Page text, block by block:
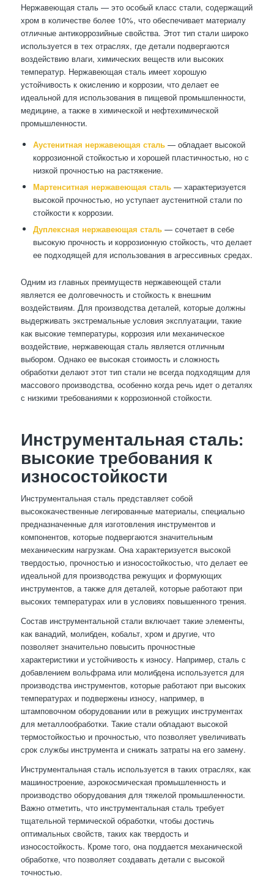
Нержавеющая сталь — это особый класс стали, содержащий
хром в количестве более 10%, что обеспечивает материалу
отличные антикоррозийные свойства. Этот тип стали широко
используется в тех отраслях, где детали подвергаются
воздействию влаги, химических веществ или высоких
температур. Нержавеющая сталь имеет хорошую
устойчивость к окислению и коррозии, что делает ее
идеальной для использования в пищевой промышленности,
медицине, а также в химической и нефтехимической
промышленности.
Аустенитная нержавеющая сталь— обладает высокой
коррозионной стойкостью и хорошей пластичностью, но с
низкой прочностью на растяжение.
Мартенситная нержавеющая сталь— характеризуется
высокой прочностью, но уступает аустенитной стали по
стойкости к коррозии.
Дуплексная нержавеющая сталь— сочетает в себе
высокую прочность и коррозионную стойкость, что делает
ее подходящей для использования в агрессивных средах.
Одним из главных преимуществ нержавеющей стали
является ее долговечность и стойкость к внешним
воздействиям. Для производства деталей, которые должны
выдерживать экстремальные условия эксплуатации, такие
как высокие температуры, коррозия или механическое
воздействие, нержавеющая сталь является отличным
выбором. Однако ее высокая стоимость и сложность
обработки делают этот тип стали не всегда подходящим для
массового производства, особенно когда речь идет о деталях
с низкими требованиями к коррозионной стойкости.
Инструментальная сталь:
высокие требования к
износостойкости
Инструментальная сталь представляет собой
высококачественные легированные материалы, специально
предназначенные для изготовления инструментов и
компонентов, которые подвергаются значительным
механическим нагрузкам. Она характеризуется высокой
твердостью, прочностью и износостойкостью, что делает ее
идеальной для производства режущих и формующих
инструментов, а также для деталей, которые работают при
высоких температурах или в условиях повышенного трения.
Состав инструментальной стали включает такие элементы,
как ванадий, молибден, кобальт, хром и другие, что
позволяет значительно повысить прочностные
характеристики и устойчивость к износу. Например, сталь с
добавлением вольфрама или молибдена используется для
производства инструментов, которые работают при высоких
температурах и подвержены износу, например, в
штамповочном оборудовании или в режущих инструментах
для металлообработки. Такие стали обладают высокой
термостойкостью и прочностью, что позволяет увеличивать
срок службы инструмента и снижать затраты на его замену.
Инструментальная сталь используется в таких отраслях, как
машиностроение, аэрокосмическая промышленность и
производство оборудования для тяжелой промышленности.
Важно отметить, что инструментальная сталь требует
тщательной термической обработки, чтобы достичь
оптимальных свойств, таких как твердость и
износостойкость. Кроме того, она поддается механической
обработке, что позволяет создавать детали с высокой
точностью.